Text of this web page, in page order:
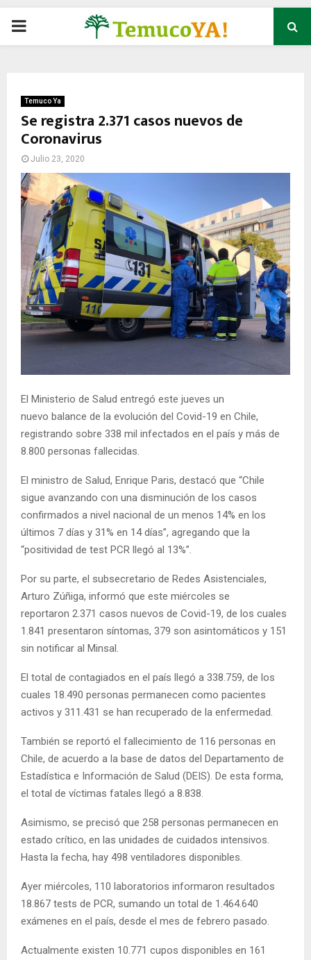
P
M
A
R
M
E
U
Temuco Ya
Se registra 2.371 casos nuevos de
Coronavirus
Julio 23, 2020
El Ministerio de Salud entregó este jueves un
nuevo balance de la evolución del Covid-19 en Chile,
registrando sobre 338 mil infectados en el país y más de
8.800 personas fallecidas.
El ministro de Salud, Enrique Paris, destacó que “Chile
sigue avanzando con una disminución de los casos
confirmados a nivel nacional de un menos 14% en los
últimos 7 días y 31% en 14 días”, agregando que la
“positividad de test PCR llegó al 13%”.
Por su parte, el subsecretario de Redes Asistenciales,
Arturo Zúñiga, informó que este miércoles se
reportaron 2.371 casos nuevos de Covid-19, de los cuales
1.841 presentaron síntomas, 379 son asintomáticos y 151
sin notificar al Minsal.
El total de contagiados en el país llegó a 338.759, de los
cuales 18.490 personas permanecen como pacientes
activos y 311.431 se han recuperado de la enfermedad.
También se reportó el fallecimiento de 116 personas en
Chile, de acuerdo a la base de datos del Departamento de
Estadística e Información de Salud (DEIS). De esta forma,
el total de víctimas fatales llegó a 8.838.
Asimismo, se precisó que 258 personas permanecen en
estado crítico, en las unidades de cuidados intensivos.
Hasta la fecha, hay 498 ventiladores disponibles.
Ayer miércoles, 110 laboratorios informaron resultados
18.867 tests de PCR, sumando un total de 1.464.640
exámenes en el país, desde el mes de febrero pasado.
Actualmente existen 10.771 cupos disponibles en 161